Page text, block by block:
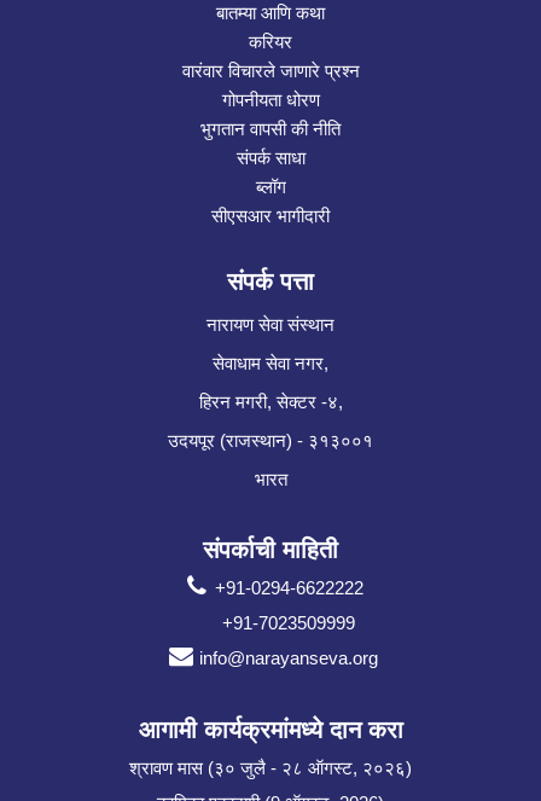
बातम्या आणि कथा
करियर
वारंवार विचारले जाणारे प्रश्न
गोपनीयता धोरण
भुगतान वापसी की नीति
संपर्क साधा
ब्लॉग
सीएसआर भागीदारी
संपर्क पत्ता
नारायण सेवा संस्थान
सेवाधाम सेवा नगर,
हिरन मगरी, सेक्टर -४,
उदयपूर (राजस्थान) - ३१३००१
भारत
संपर्काची माहिती
+91-0294-6622222
+91-7023509999
info@narayanseva.org
आगामी कार्यक्रमांमध्ये दान करा
श्रावण मास (३० जुलै - २८ ऑगस्ट, २०२६)